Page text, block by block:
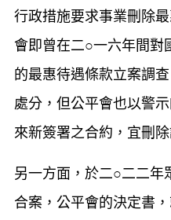
行政措施要求事業刪除
會即曾在二○一六年間對
的最惠待遇條款立案調
處分，但公平會也以警
來新簽署之合約，宜刪
另一方面，於二○二二年
合案，公平會的決定書